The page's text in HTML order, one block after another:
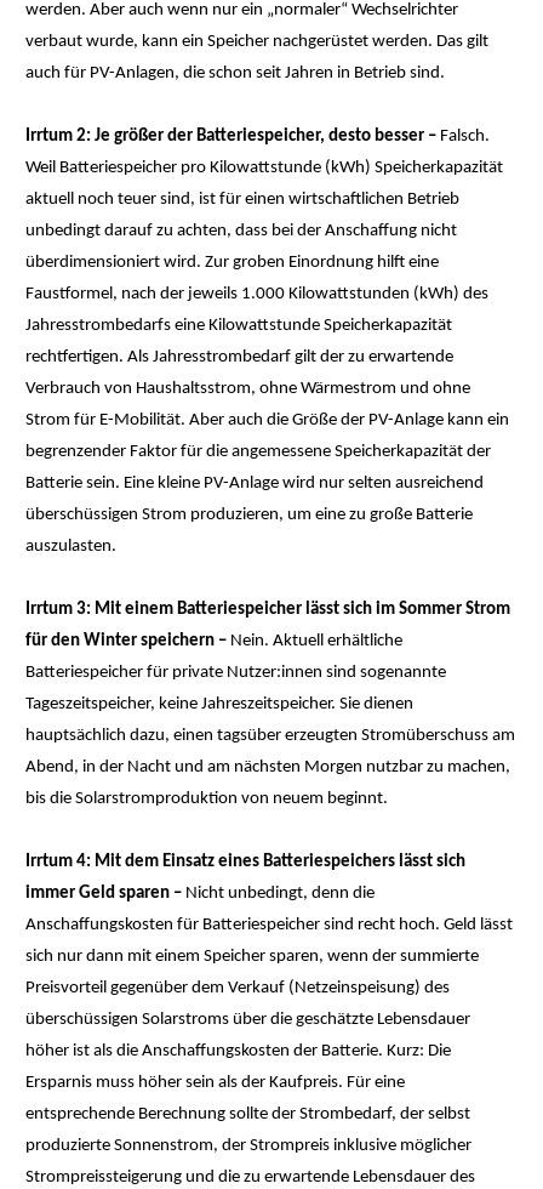
werden. Aber auch wenn nur ein „normaler“ Wechselrichter
verbaut wurde, kann ein Speicher nachgerüstet werden. Das gilt
auch für PV-Anlagen, die schon seit Jahren in Betrieb sind.
Irrtum 2: Je größer der Batteriespeicher, desto besser – Falsch.
Weil Batteriespeicher pro Kilowattstunde (kWh) Speicherkapazität
aktuell noch teuer sind, ist für einen wirtschaftlichen Betrieb
unbedingt darauf zu achten, dass bei der Anschaffung nicht
überdimensioniert wird. Zur groben Einordnung hilft eine
Faustformel, nach der jeweils 1.000 Kilowattstunden (kWh) des
Jahresstrombedarfs eine Kilowattstunde Speicherkapazität
rechtfertigen. Als Jahresstrombedarf gilt der zu erwartende
Verbrauch von Haushaltsstrom, ohne Wärmestrom und ohne
Strom für E-Mobilität. Aber auch die Größe der PV-Anlage kann ein
begrenzender Faktor für die angemessene Speicherkapazität der
Batterie sein. Eine kleine PV-Anlage wird nur selten ausreichend
überschüssigen Strom produzieren, um eine zu große Batterie
auszulasten.
Irrtum 3: Mit einem Batteriespeicher lässt sich im Sommer Strom
für den Winter speichern – Nein. Aktuell erhältliche
Batteriespeicher für private Nutzer:innen sind sogenannte
Tageszeitspeicher, keine Jahreszeitspeicher. Sie dienen
hauptsächlich dazu, einen tagsüber erzeugten Stromüberschuss am
Abend, in der Nacht und am nächsten Morgen nutzbar zu machen,
bis die Solar­stromproduktion von neuem beginnt.
Irrtum 4: Mit dem Einsatz eines Batteriespeichers lässt sich
immer Geld sparen – Nicht unbedingt, denn die
Anschaffungskosten für Batteriespeicher sind recht hoch. Geld lässt
sich nur dann mit einem Speicher sparen, wenn der summierte
Preisvorteil gegenüber dem Verkauf (Netzeinspeisung) des
überschüssigen Solarstroms über die geschätzte Lebensdauer
höher ist als die Anschaffungskosten der Batterie. Kurz: Die
Ersparnis muss höher sein als der Kaufpreis. Für eine
entsprechende Berechnung sollte der Strombedarf, der selbst
produzierte Sonnenstrom, der Strompreis inklusive möglicher
Strompreissteigerung und die zu erwartende Lebensdauer des